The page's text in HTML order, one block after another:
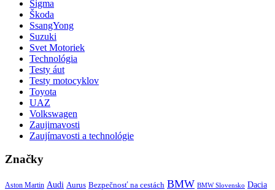
Sigma
Škoda
SsangYong
Suzuki
Svet Motoriek
Technológia
Testy áut
Testy motocyklov
Toyota
UAZ
Volkswagen
Zaujimavosti
Zaujímavosti a technológie
Značky
Aston Martin Audi Aurus Bezpečnosť na cestách BMW BMW Slovensko Dacia